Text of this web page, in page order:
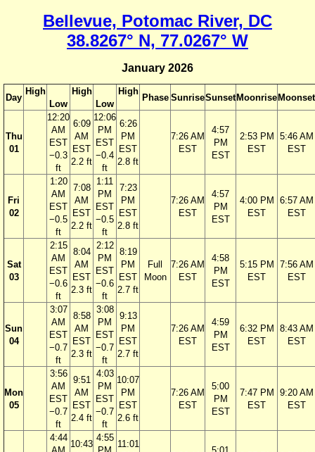
Bellevue, Potomac River, DC
38.8267° N, 77.0267° W
January 2026
Day
High
Low
High
Low
High
Phase SunriseSunset Moonrise Moonset
Thu
01
12:20
AM
EST
−0.3
ft
6:09
AM
EST
2.2 ft
12:06
PM
EST
−0.4
ft
6:26
PM
EST
2.8 ft
7:26 AM
EST
4:57
PM
EST
2:53 PM
EST
5:46 AM
EST
Fri
02
1:20
AM
EST
−0.5
ft
7:08
AM
EST
2.2 ft
1:11
PM
EST
−0.5
ft
7:23
PM
EST
2.8 ft
7:26 AM
EST
4:57
PM
EST
4:00 PM
EST
6:57 AM
EST
Sat
03
2:15
AM
EST
−0.6
ft
8:04
AM
EST
2.3 ft
2:12
PM
EST
−0.6
ft
8:19
PM
EST
2.7 ft
Full
Moon
7:26 AM
EST
4:58
PM
EST
5:15 PM
EST
7:56 AM
EST
Sun
04
3:07
AM
EST
−0.7
ft
8:58
AM
EST
2.3 ft
3:08
PM
EST
−0.7
ft
9:13
PM
EST
2.7 ft
7:26 AM
EST
4:59
PM
EST
6:32 PM
EST
8:43 AM
EST
Mon
05
3:56
AM
EST
−0.7
ft
9:51
AM
EST
2.4 ft
4:03
PM
EST
−0.7
ft
10:07
PM
EST
2.6 ft
7:26 AM
EST
5:00
PM
EST
7:47 PM
EST
9:20 AM
EST
4:44
10:43
4:55
11:01